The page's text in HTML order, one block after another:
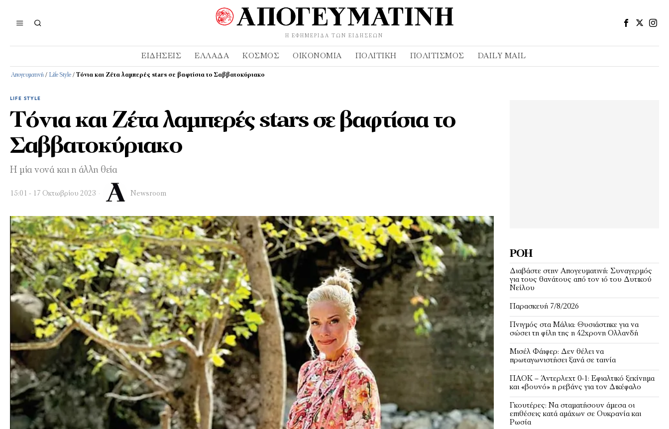
Η ΕΦΗΜΕΡΊΔΑ ΤΩΝ ΕΙΔΉΣΕΩΝ
ΕΙΔΉΣΕΙΣ ΕΛΛΆΔΑ ΚΌΣΜΟΣ ΟΙΚΟΝΟΜΊΑ ΠΟΛΙΤΙΚΉ ΠΟΛΙΤΙΣΜΌΣ DAILY MAIL
Απογευματινή / Life Style / Τόνια και Ζέτα λαμπερές stars σε βαφτίσια το Σαββατοκύριακο
LIFE STYLE
Τόνια και Ζέτα λαμπερές stars σε βαφτίσια το
Σαββατοκύριακο
Η μία νονά και η άλλη θεία
15:01 - 17 Οκτωβρίου 2023 Newsroom
ΡΟΉ
Διαβάστε στην Απογευματινή: Συναγερμός
για τους θανάτους από τον ιό του Δυτικού
Νείλου
Παρασκευή 7/8/2026
Πνιγμός στα Μάλια: Θυσιάστηκε για να
σώσει τη φίλη της η 42χρονη Ολλανδή
Μισέλ Φάιφερ: Δεν θέλει να
πρωταγωνιστήσει ξανά σε ταινία
ΠΑΟΚ – Άντερλεχτ 0-1: Εφιαλτικό ξεκίνημα
και «βουνό» η ρεβάνς για τον Δικέφαλο
Γκουτέρες: Να σταματήσουν άμεσα οι
επιθέσεις κατά αμάχων σε Ουκρανία και
Ρωσία